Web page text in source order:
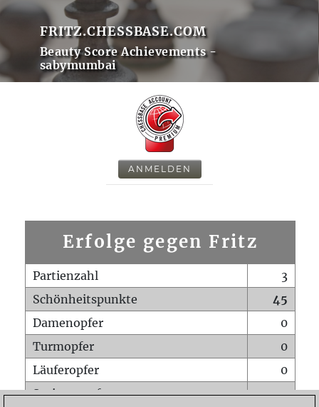
FRITZ.CHESSBASE.COM
Beauty Score Achievements -
sabymumbai
ANMELDEN
Erfolge gegen Fritz
Partienzahl
3
Schönheitspunkte
45
Damenopfer
0
Turmopfer
0
Läuferopfer
0
Springeropfer
1